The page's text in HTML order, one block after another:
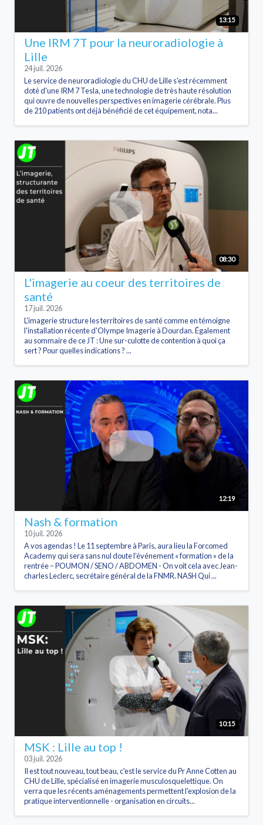
13:15
Une IRM 7T pour la neuroradiologie à
Lille
24 juil. 2026
Le service de neuroradiologie du CHU de Lille s'est récemment
doté d'une IRM 7 Tesla, une technologie de très haute résolution
qui ouvre de nouvelles perspectives en imagerie cérébrale. Plus
de 210 patients ont déjà bénéficié de cet équipement, nota...
08:30
L'imagerie au coeur des territoires de
santé
17 juil. 2026
L'imagerie structure les territoires de santé comme en témoigne
l'installation récente d'Olympe Imagerie à Dourdan. Également
au sommaire de ce JT : Une sur-culotte de contention à quoi ça
sert ? Pour quelles indications ? ...
12:19
Nash & formation
10 juil. 2026
A vos agendas ! Le 11 septembre à Paris, aura lieu la Forcomed
Academy qui sera sans nul doute l’événement « formation » de la
rentrée – POUMON / SENO / ABDOMEN - On voit cela avec Jean-
charles Leclerc, secrétaire général de la FNMR. NASH Qui ...
10:15
MSK : Lille au top !
03 juil. 2026
Il est tout nouveau, tout beau, c'est le service du Pr Anne Cotten au
CHU de Lille, spécialisé en imagerie musculosquelettique. On
verra que les récents aménagements permettent l'explosion de la
pratique interventionnelle - organisation en circuits...